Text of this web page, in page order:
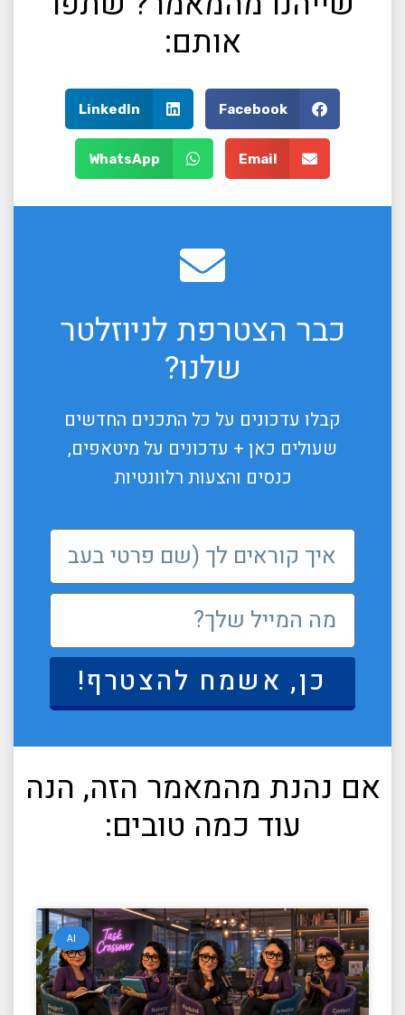
אותם:
Facebook
LinkedIn
Email
WhatsApp
כבר הצטרפת לניוזלטר
שלנו?
קבלו עדכונים על כל התכנים החדשים
שעולים כאן + עדכונים על מיטאפים,
כנסים והצעות רלוונטיות
כן, אשמח להצטרף!
אם נהנת מהמאמר הזה, הנה
עוד כמה טובים:
AI